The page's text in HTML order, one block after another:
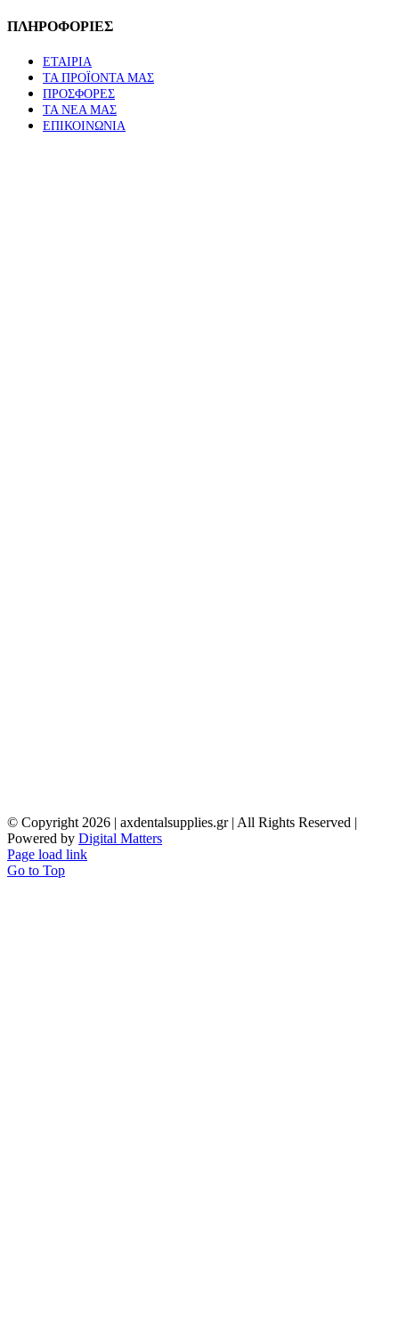
ΠΛΗΡΟΦΟΡΙΕΣ
ΕΤΑΙΡΙΑ
ΤΑ ΠΡΟΪΟΝΤΑ ΜΑΣ
ΠΡΟΣΦΟΡΕΣ
ΤΑ ΝΕΑ ΜΑΣ
ΕΠΙΚΟΙΝΩΝΙΑ
© Copyright 2026 | axdentalsupplies.gr | All Rights Reserved |
Powered by Digital Matters
Page load link
Go to Top